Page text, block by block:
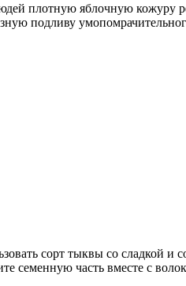
плотную яблочную кожуру
подливу
сорт тыквы со
семенную часть вместе с